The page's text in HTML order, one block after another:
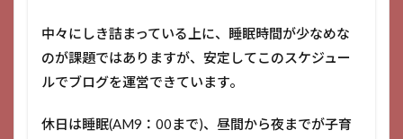
中々にしき詰まっている上に、睡眠時間が少なめな
のが課題ではありますが、安定してこのスケジュー
ルでブログを運営できています。
休日は睡眠(AM9：00まで)、昼間から夜までが子育